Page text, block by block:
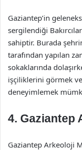
Gaziantep’in
sergilendiği
sahiptir. Burada
tarafından yapılan
sokaklarında
işçiliklerini görmek
deneyimlemek
4. Gaziantep
Gaziantep Arkeoloji